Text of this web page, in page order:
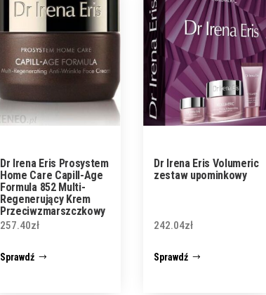
Dr Irena Eris Prosystem
Home Care Capill-Age
Formula 852 Multi-
Regenerujący Krem
Przeciwzmarszczkowy
Do Twarzy Na Noc 50Ml
257.40zł
Sprawdź
Dr Irena Eris Volumeric
zestaw upominkowy
242.04zł
Sprawdź